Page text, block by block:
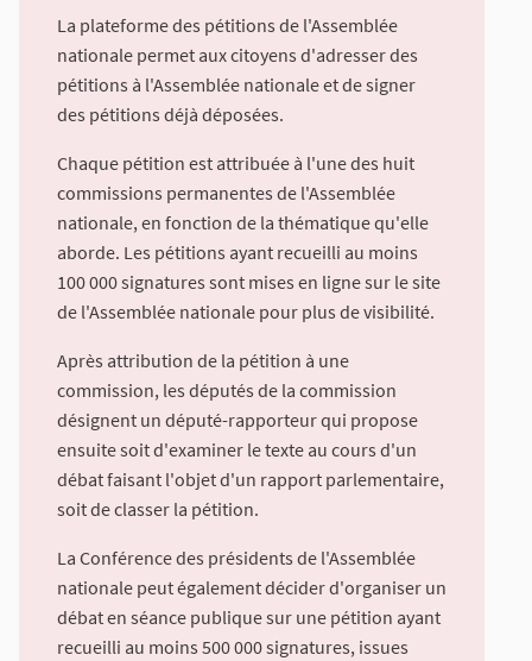
La plateforme des pétitions de l'Assemblée
nationale permet aux citoyens d'adresser des
pétitions à l'Assemblée nationale et de signer
des pétitions déjà déposées.
Chaque pétition est attribuée à l'une des huit
commissions permanentes de l'Assemblée
nationale, en fonction de la thématique qu'elle
aborde. Les pétitions ayant recueilli au moins
100 000 signatures sont mises en ligne sur le site
de l'Assemblée nationale pour plus de visibilité.
Après attribution de la pétition à une
commission, les députés de la commission
désignent un député-rapporteur qui propose
ensuite soit d'examiner le texte au cours d'un
débat faisant l'objet d'un rapport parlementaire,
soit de classer la pétition.
La Conférence des présidents de l'Assemblée
nationale peut également décider d'organiser un
débat en séance publique sur une pétition ayant
recueilli au moins 500 000 signatures, issues